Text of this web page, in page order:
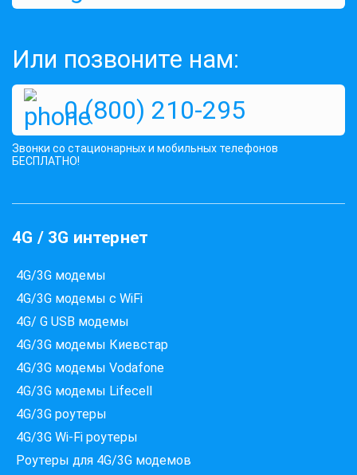
Или позвоните нам:
0 (800) 210-295
Звонки со стационарных и мобильных телефонов
БЕСПЛАТНО!
4G / 3G интернет
4G/3G модемы
4G/3G модемы с WiFi
4G/ G USB модемы
4G/3G модемы Киевстар
4G/3G модемы Vodafone
4G/3G модемы Lifecell
4G/3G роутеры
4G/3G Wi-Fi роутеры
Роутеры для 4G/3G модемов
Які провайдери працюють
за вашою адресою?
Перевірте доступність інтернету за 30 секунд